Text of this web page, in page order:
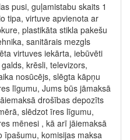
pusi, guļamistabu skaits 1
tipa, virtuve apvienota ar
plastikāta stikla pakešu
sanitārais mezgls
virtuves iekārta, iebūvēti
krēsli, televizors,
nosūcējs, slēgta kāpņu
līgumu, Jums būs jāmaksā
drošības depozīts
slēdzot īres līgumu,
mēnesi , kā arī jāiemaksā
īpašumu, komisijas maksa